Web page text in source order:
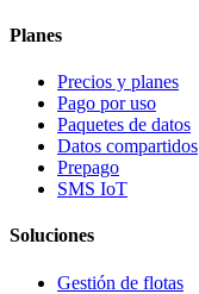
Planes
Precios y planes
Pago por uso
Paquetes de datos
Datos compartidos
Prepago
SMS IoT
Soluciones
Gestión de flotas